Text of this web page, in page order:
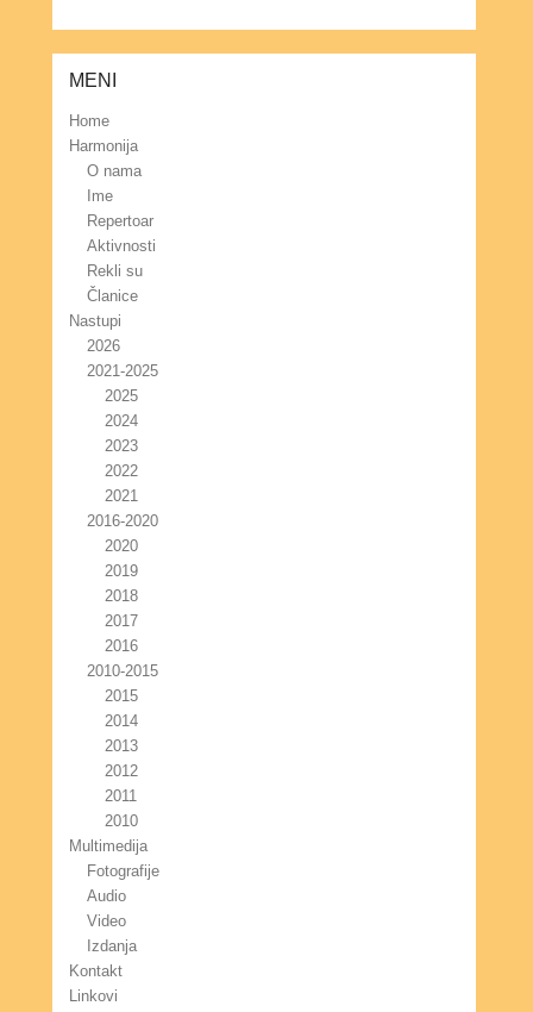
MENI
Home
Harmonija
O nama
Ime
Repertoar
Aktivnosti
Rekli su
Članice
Nastupi
2026
2021-2025
2025
2024
2023
2022
2021
2016-2020
2020
2019
2018
2017
2016
2010-2015
2015
2014
2013
2012
2011
2010
Multimedija
Fotografije
Audio
Video
Izdanja
Kontakt
Linkovi